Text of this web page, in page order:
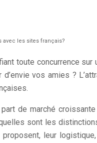
les sites français?
toute concurrence
vos amies ?
de marché
sont les
proposent, leur